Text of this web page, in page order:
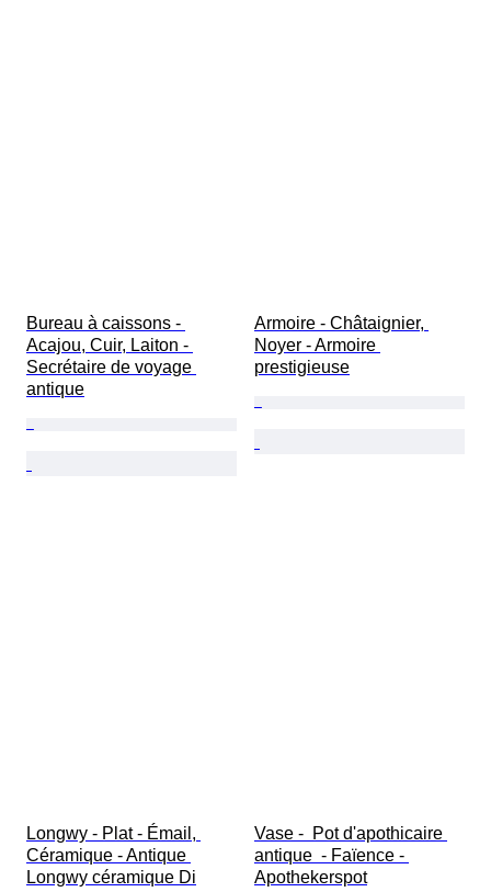
Bureau à caissons -
Acajou, Cuir, Laiton -
Secrétaire de voyage
antique
Armoire - Châtaignier,
Noyer - Armoire
prestigieuse
Longwy - Plat - Émail,
Céramique - Antique
Longwy céramique Di
Vase -  Pot d'apothicaire
antique  - Faïence -
Apothekerspot